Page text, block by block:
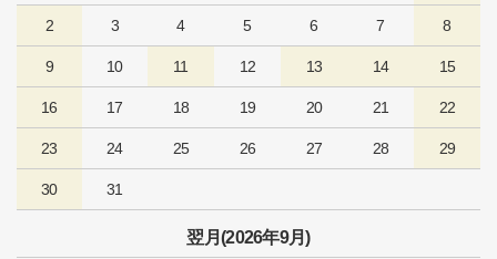
2 3 4 5 6 7 8
9 10 11 12 13 14 15
16 17 18 19 20 21 22
23 24 25 26 27 28 29
30 31
翌月(2026年9月)